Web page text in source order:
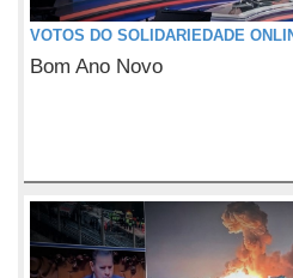
VOTOS DO SOLIDARIEDADE
Bom Ano Novo